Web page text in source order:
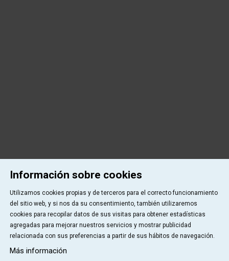
Información sobre cookies
Utilizamos cookies propias y de terceros para el correcto funcionamiento
del sitio web, y si nos da su consentimiento, también utilizaremos
cookies para recopilar datos de sus visitas para obtener estadísticas
agregadas para mejorar nuestros servicios y mostrar publicidad
relacionada con sus preferencias a partir de sus hábitos de navegación.
Más información